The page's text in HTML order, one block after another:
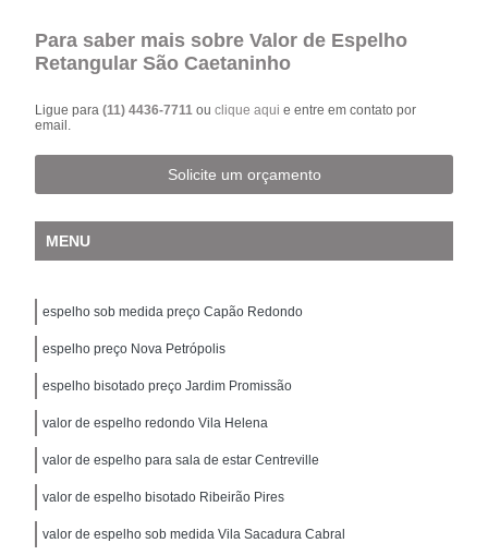
Para saber mais sobre Valor de Espelho
Retangular São Caetaninho
Ligue para(11) 4436-7711ouclique aqui e entre em contato por
email.
Solicite um orçamento
MENU
espelho sob medida preço Capão Redondo
espelho preço Nova Petrópolis
espelho bisotado preço Jardim Promissão
valor de espelho redondo Vila Helena
valor de espelho para sala de estar Centreville
valor de espelho bisotado Ribeirão Pires
valor de espelho sob medida Vila Sacadura Cabral